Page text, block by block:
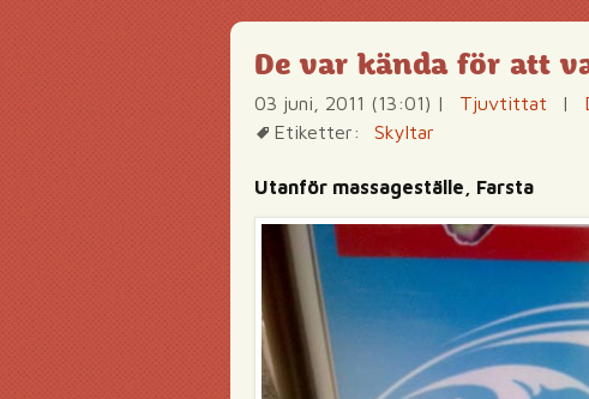
De var kända för att
03 juni, 2011 (13:01) | Tjuvtittat |
Etiketter:
Skyltar
Utanför massageställe, Farsta